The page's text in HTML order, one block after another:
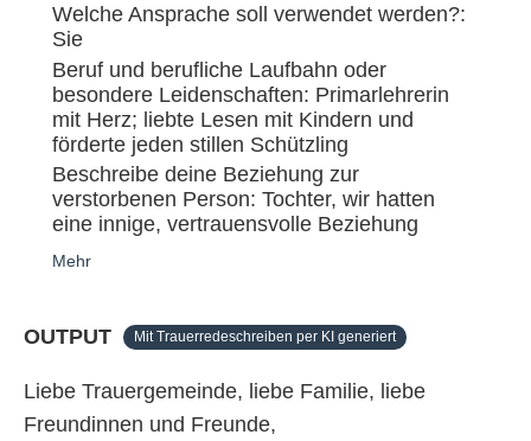
Welche Ansprache soll verwendet werden?:
Sie
Beruf und berufliche Laufbahn oder
besondere Leidenschaften: Primarlehrerin
mit Herz; liebte Lesen mit Kindern und
förderte jeden stillen Schützling
Beschreibe deine Beziehung zur
verstorbenen Person: Tochter, wir hatten
eine innige, vertrauensvolle Beziehung
Mehr
OUTPUT Mit Trauerredeschreiben per KI generiert
Liebe Trauergemeinde, liebe Familie, liebe
Freundinnen und Freunde,